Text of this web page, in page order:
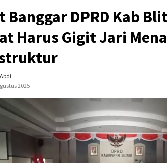
Banggar DPRD Kab
Harus Gigit Jari
2025